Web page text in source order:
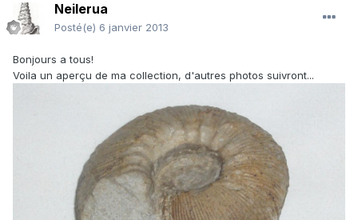
Neilerua
Posté(e) 6 janvier 2013
Bonjours a tous!
Voila un aperçu de ma collection, d'autres photos suivront...